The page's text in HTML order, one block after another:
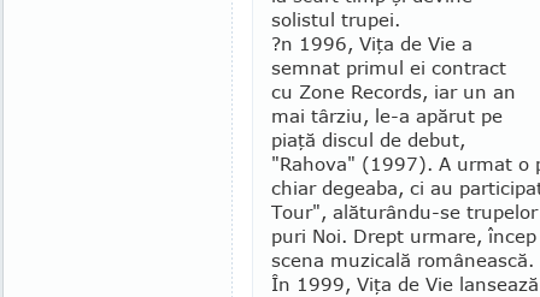
solistul trupei.
?n 1996, Viţa de Vie a
semnat primul ei con­tract
cu Zone Records, iar un an
mai târziu, le-a apărut pe
piaţă discul de debut,
"Rahova" (1997). A urmat o
chiar degeaba, ci au
Tour", alăturându-se
puri Noi. Drept urmare,
scena muzicală românească.
În 1999, Viţa de Vie